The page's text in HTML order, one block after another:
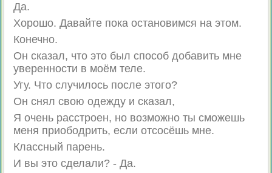
Да.
Хорошо. Давайте пока остановимся на этом.
Конечно.
Он сказал, что это был способ добавить мне
уверенности в моём теле.
Угу. Что случилось после этого?
Он снял свою одежду и сказал,
Я очень расстроен, но возможно ты сможешь
меня приободрить, если отсосёшь мне.
Классный парень.
И вы это сделали? - Да.